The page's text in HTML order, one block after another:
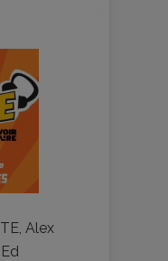
, Alex
Ed